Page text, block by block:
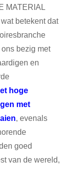
MATERIAL
betekent dat
bezig met
en
hoge
met
, evenals
goed
van de wereld,